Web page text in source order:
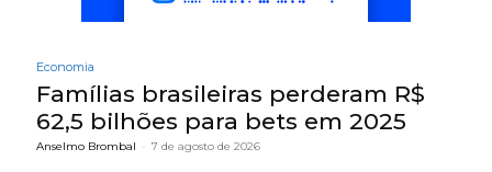
Economia
Famílias brasileiras perderam R$
62,5 bilhões para bets em 2025
Anselmo Brombal - 7 de agosto de 2026